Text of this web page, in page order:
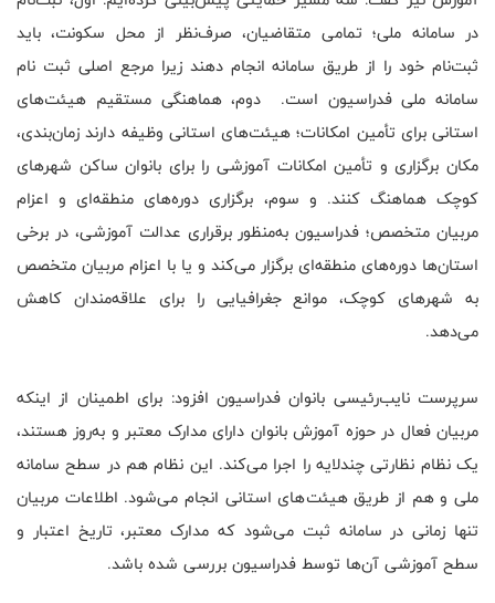
در سامانه ملی؛ تمامی متقاضیان، صرف‌نظر از محل سکونت، باید
ثبت‌نام خود را از طریق سامانه انجام دهند زیرا مرجع اصلی ثبت نام
سامانه ملی فدراسیون است. دوم، هماهنگی مستقیم هیئت‌های
استانی برای تأمین امکانات؛ هیئت‌های استانی وظیفه دارند زمان‌بندی،
مکان برگزاری و تأمین امکانات آموزشی را برای بانوان ساکن شهرهای
کوچک هماهنگ کنند. و سوم، برگزاری دوره‌های منطقه‌ای و اعزام
مربیان متخصص؛ فدراسیون به‌منظور برقراری عدالت آموزشی، در برخی
استان‌ها دوره‌های منطقه‌ای برگزار می‌کند و یا با اعزام مربیان متخصص
به شهرهای کوچک، موانع جغرافیایی را برای علاقه‌مندان کاهش
می‌دهد.
سرپرست نایب‌رئیسی بانوان فدراسیون افزود: برای اطمینان از اینکه
مربیان فعال در حوزه آموزش بانوان دارای مدارک معتبر و به‌روز هستند،
یک نظام نظارتی چندلایه را اجرا می‌کند. این نظام هم در سطح سامانه
ملی و هم از طریق هیئت‌های استانی انجام می‌شود. اطلاعات مربیان
تنها زمانی در سامانه ثبت می‌شود که مدارک معتبر، تاریخ اعتبار و
سطح آموزشی آن‌ها توسط فدراسیون بررسی شده باشد.